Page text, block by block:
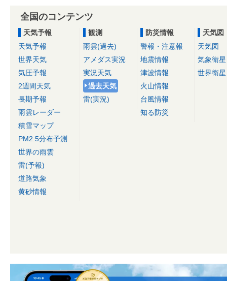
全国のコンテンツ
天気予報
天気予報
世界天気
気圧予報
2週間天気
長期予報
雨雲レーダー
積雪マップ
PM2.5分布予測
世界の雨雲
雷(予報)
道路気象
黄砂情報
観測
雨雲(過去)
アメダス実況
実況天気
過去天気
雷(実況)
防災情報
警報・注意報
地震情報
津波情報
火山情報
台風情報
知る防災
天気図
天気図
気象衛星
世界衛星